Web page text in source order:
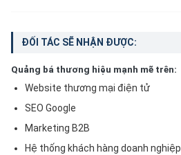
ĐỐI TÁC SẼ NHẬN ĐƯỢC:
Quảng bá thương hiệu mạnh mẽ trên:
Website thương mại điện tử
SEO Google
Marketing B2B
Hệ thống khách hàng doanh nghiệp